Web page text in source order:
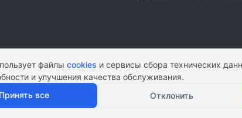
КАРТА САЙТА
файлы cookies и сервисы сбора технических
и улучшения качества обслуживания.
Принять все
Отклонить